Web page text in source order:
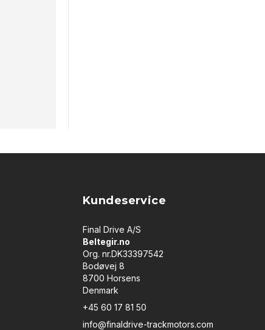
Kundeservice
Final Drive A/S
Beltegir.no
Org. nr.DK33397542
Bodøvej 8
8700 Horsens
Denmark
+45 60 17 81 50
info@finaldrive-trackmotors.com